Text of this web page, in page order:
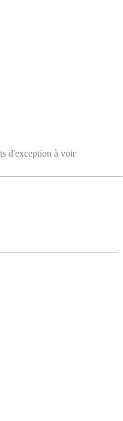
d'exception à voir